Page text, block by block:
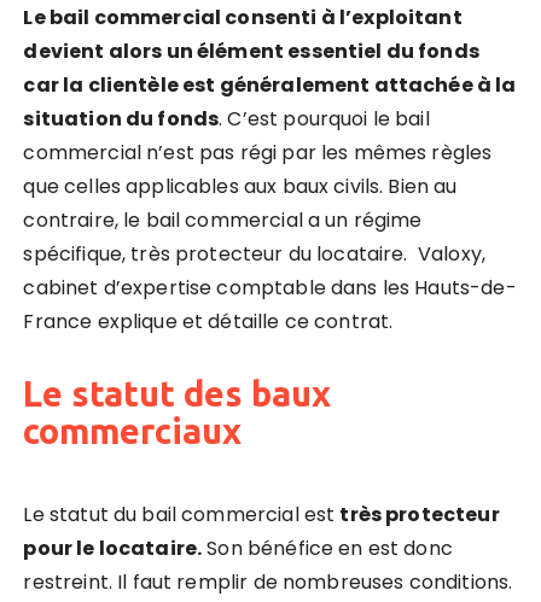
Le bail commercial consenti à l’exploitant
devient alors un élément essentiel du fonds
car la clientèle est généralement attachée à la
situation du fonds. C’est pourquoi le bail
commercial n’est pas régi par les mêmes règles
que celles applicables aux baux civils. Bien au
contraire, le bail commercial a un régime
spécifique, très protecteur du locataire. Valoxy,
cabinet d’expertise comptable dans les Hauts-de-
France explique et détaille ce contrat.
Le statut des baux
commerciaux
Le statut du bail commercial est très protecteur
pour le locataire.Son bénéfice en est donc
restreint. Il faut remplir de nombreuses conditions.